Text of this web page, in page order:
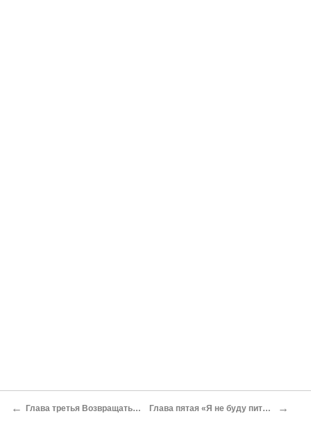
← Глава третья Возвращаться — плохая примета Глава пятая «Я не буду пить вьетнамскую водку!» →